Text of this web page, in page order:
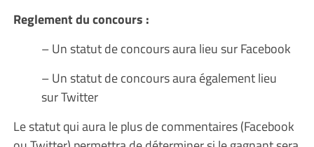
Reglement du concours :
– Un statut de concours aura lieu sur Facebook
– Un statut de concours aura également lieu
sur Twitter
Le statut qui aura le plus de commentaires (Facebook